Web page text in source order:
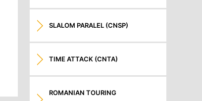
SLALOM PARALEL (CNSP)
TIME ATTACK (CNTA)
ROMANIAN TOURING